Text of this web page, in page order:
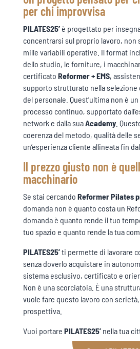
per chi improvvisa
PILATES25’è progettato per
concentrarsi sul proprio lavoro, non
mille variabili operative. Il format
dello studio, le forniture, i
certificato Reformer + EMS,
supporto strutturato nella selezione
del personale. Quest’ultima non è
processo continuo, supportato
network e dalla sua Academy.
coerenza del metodo, qualità delle
un’esperienza cliente allineata fin
Il prezzo giusto non è
macchinario
Se stai cercando Reformer Pilates
domanda non è quanto costa un
domanda è quanto rende il tuo
tuo spazio e quanto rende la tua
PILATES25’ti permette di lavorare
senza doverlo acquistare in
sistema esclusivo, certificato e
Non è una scorciatoia. È una
vuole fare questo lavoro con
prospettiva.
Vuoi portare PILATES25’nella tua